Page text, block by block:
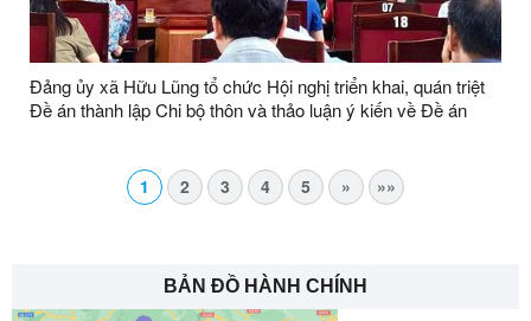
Đảng ủy xã Hữu Lũng tổ chức Hội nghị triển khai, quán triệt
Đề án thành lập Chi bộ thôn và thảo luận ý kiến về Đề án
1 2 3 4 5 » »»
BẢN ĐỒ HÀNH CHÍNH